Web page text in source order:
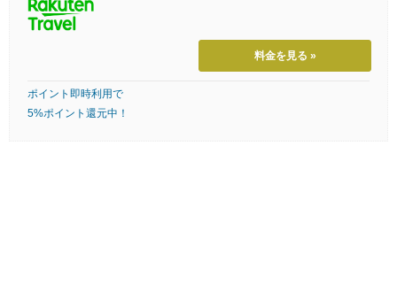
料金を見る »
ポイント即時利用で
5%ポイント還元中！